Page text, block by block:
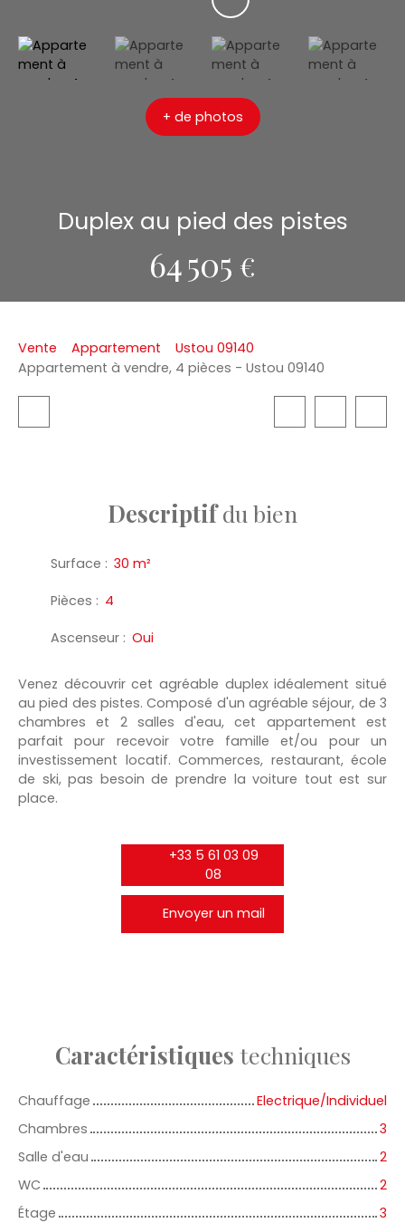
+ de photos
Duplex au pied des pistes
64 505 €
Vente Appartement
Ustou 09140
Appartement à vendre, 4 pièces - Ustou 09140
Descriptifdu bien
Surface : 30 m²
Pièces : 4
Ascenseur : Oui
Venez découvrir cet agréable duplex idéalement situé
au pied des pistes. Composé d'un agréable séjour, de 3
chambres et 2 salles d'eau, cet appartement est
parfait pour recevoir votre famille et/ou pour un
investissement locatif. Commerces, restaurant, école
de ski, pas besoin de prendre la voiture tout est sur
place.
+33 5 61 03 09
08
Envoyer un mail
Caractéristiques techniques
Chauffage
Electrique/Individuel
Chambres
3
Salle d'eau
2
WC
2
Étage
3